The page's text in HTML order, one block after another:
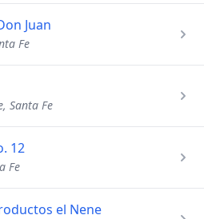
Juan
Fe
Santa Fe
12
Fe
el Nene